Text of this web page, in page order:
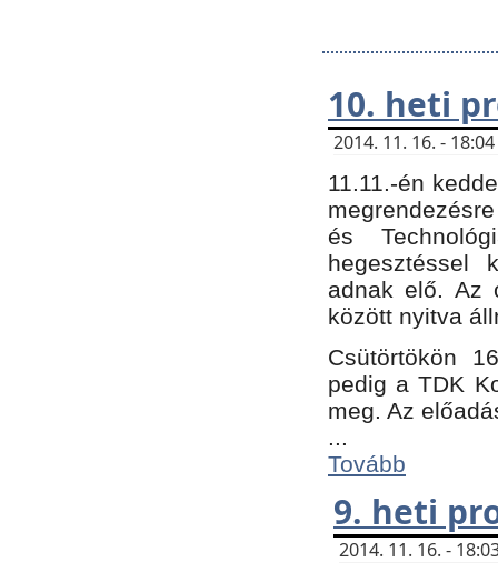
10. heti
2014. 11. 16. -
11.11.-én
és
hegesztéssel
adnak elő. Az
között nyitva
Csütörtökön
pedig a TDK
meg. Az
...
Tovább
9. heti
2014. 11. 16. -